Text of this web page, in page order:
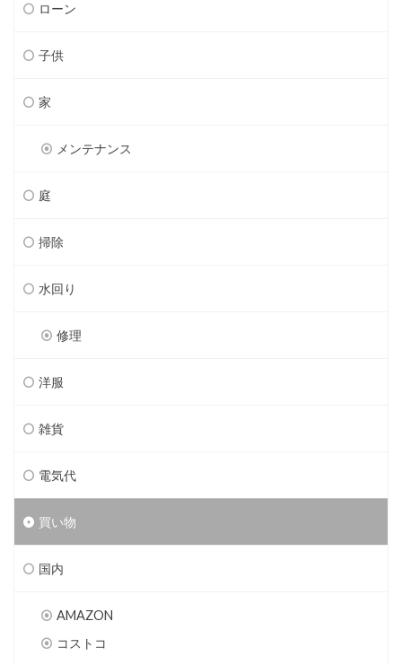
ローン
子供
家
メンテナンス
庭
掃除
水回り
修理
洋服
雑貨
電気代
買い物
国内
AMAZON
コストコ